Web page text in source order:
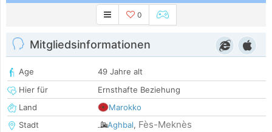
0
Mitgliedsinformationen
Age
49 Jahre alt
Hier für
Ernsthafte Beziehung
Land
Marokko
Stadt
Aghbal, Fès-Meknès